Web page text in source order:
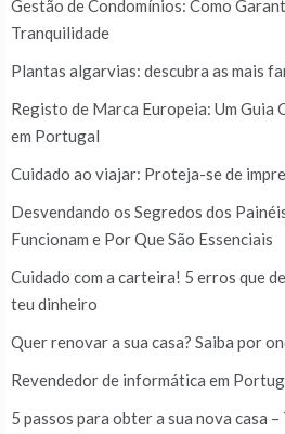
Gestão de Condomínios: Como
Tranquilidade
Plantas algarvias: descubra as mais
Registo de Marca Europeia: Um Guia
em Portugal
Cuidado ao viajar: Proteja-se de
Desvendando os Segredos dos
Funcionam e Por Que São Essenciais
Cuidado com a carteira! 5 erros que
teu dinheiro
Quer renovar a sua casa? Saiba por
Revendedor de informática em
5 passos para obter a sua nova casa